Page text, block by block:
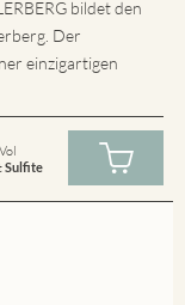
bildet den
Der
einzigartigen
Sulfite